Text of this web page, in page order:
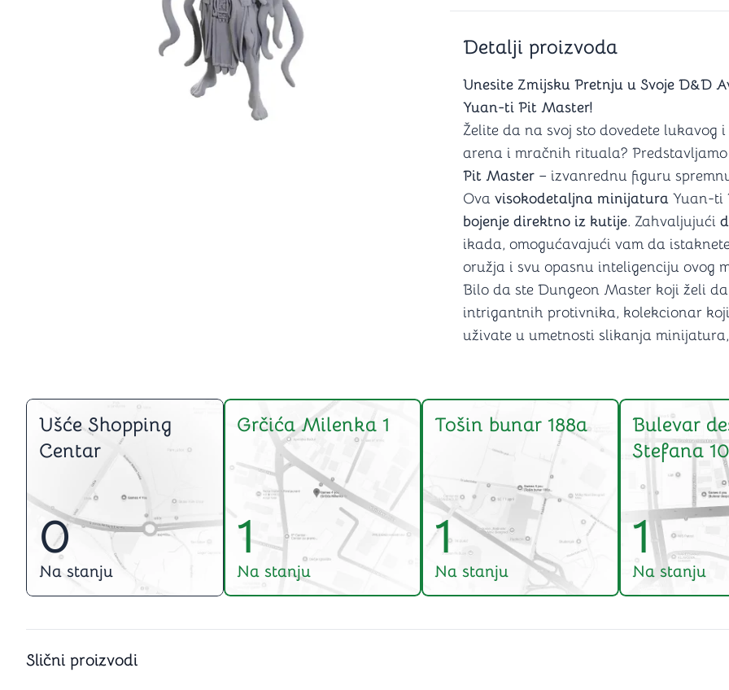
Puzzle 1000 delova
Puzzle 2000 delova
(TCG)
Yu-Gi-Oh
Pokemon
One Piece
Šah
4 u 1 igre
Backgammon (Tavla)
Podloge
Mozgalice
Hanayama
Ostale mozgalice
Stripovi
Detalji proizvoda
Unesite Zmijsku Pretnju u Svoje D&D
Yuan-ti Pit Master!
Želite da na svoj sto dovedete lukavog
arena i mračnih rituala?
Pit Master – izvanrednu figuru
Ova visokodetaljna minijatura Yuan-ti
bojenje direktno iz kutije. Zahvaljujući
ikada, omogućavajući vam da
oružja i svu opasnu inteligenciju ovog
Bilo da ste Dungeon Master koji želi
intrigantnih protivnika, kolekcionar
uživate u umetnosti slikanja
Ušće Shopping
Centar
0
Na stanju
Grčića Milenka 1
1
Na stanju
Tošin bunar 188a
1
Na stanju
Bulevar
Stefana
1
Na stanju
Slični proizvodi